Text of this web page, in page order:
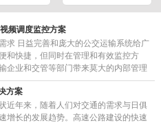
频调度监控方案
求 日益完善和庞大的公交运输系统给广
和快捷，但同时在管理和有效监控方
企业和交管等部门带来莫大的内部管理
。 现在很多公交巴士车上都装有公
方案
近年来，随着人们对交通的需求与日俱
增长的发展趋势。高速公路建设的快速